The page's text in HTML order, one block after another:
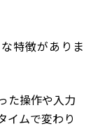
特徴がありま
た操作や入力
イムで変わり